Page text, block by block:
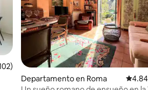
promedio: 5.0 de 5; 102 evaluaciones
Departamento en Roma